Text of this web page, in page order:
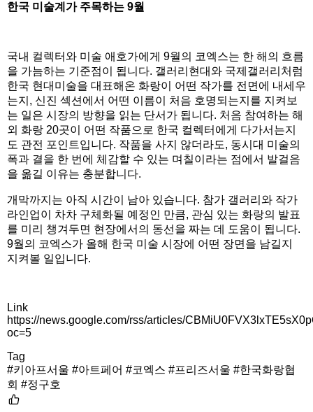
한국 미술계가 주목하는 9월
국내 컬렉터와 미술 애호가에게 9월의 코엑스는 한 해의 흐름
을 가늠하는 기준점이 됩니다. 갤러리현대와 국제갤러리처럼
한국 현대미술을 대표해온 화랑이 어떤 작가를 전면에 내세우
는지, 신진 섹션에서 어떤 이름이 처음 호명되는지를 지켜보
는 일은 시장의 방향을 읽는 단서가 됩니다. 처음 참여하는 해
외 화랑 20곳이 어떤 작품으로 한국 컬렉터에게 다가서는지
도 관전 포인트입니다. 작품을 사지 않더라도, 동시대 미술의
폭과 결을 한 번에 체감할 수 있는 며칠이라는 점에서 발걸음
을 옮길 이유는 충분합니다.
개막까지는 아직 시간이 남아 있습니다. 참가 갤러리와 작가
라인업이 차차 구체화될 예정인 만큼, 관심 있는 화랑의 발표
를 미리 챙겨두면 현장에서의 동선을 짜는 데 도움이 됩니다.
9월의 코엑스가 올해 한국 미술 시장에 어떤 장면을 남길지
지켜볼 일입니다.
Link
https://news.google.com/rss/articles/
oc=5
Tag
#키아프서울 #아트페어 #코엑스 #프리즈서울 #한국화랑협
회 #정구호